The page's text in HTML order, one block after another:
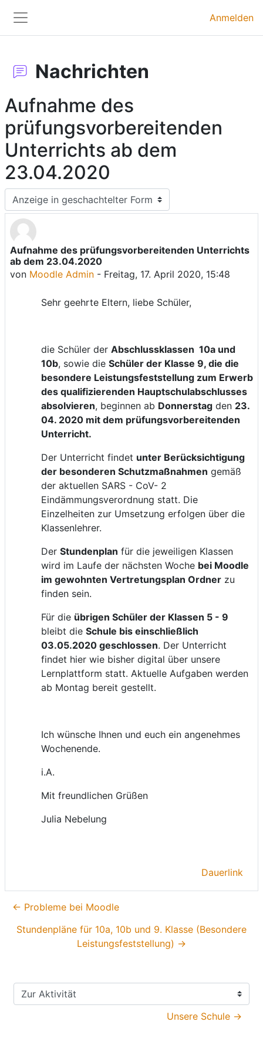
Website-Übersicht
Anmelden
Nachrichten
Aufnahme des
prüfungsvorbereitenden
Unterrichts ab dem
23.04.2020
Anzeigemodus
Aufnahme des prüfungsvorbereitenden Unterrichts
ab dem 23.04.2020
von Moodle Admin - Freitag, 17. April 2020, 15:48
Anzahl Antworten: 0
Sehr geehrte Eltern, liebe Schüler,
die Schüler der Abschlussklassen 10a und
10b, sowie die Schüler der Klasse 9, die die
besondere Leistungsfeststellung zum Erwerb
des qualifizierenden Hauptschulabschlusses
absolvieren, beginnen ab Donnerstag den 23.
04. 2020 mit dem prüfungsvorbereitenden
Unterricht.
Der Unterricht findet unter Berücksichtigung
der besonderen Schutzmaßnahmen gemäß
der aktuellen SARS - CoV- 2
Eindämmungsverordnung statt. Die
Einzelheiten zur Umsetzung erfolgen über die
Klassenlehrer.
Der Stundenplan für die jeweiligen Klassen
wird im Laufe der nächsten Woche bei Moodle
im gewohnten Vertretungsplan Ordner zu
finden sein.
Für die übrigen Schüler der Klassen 5 - 9
bleibt die Schule bis einschließlich
03.05.2020 geschlossen. Der Unterricht
findet hier wie bisher digital über unsere
Lernplattform statt. Aktuelle Aufgaben werden
ab Montag bereit gestellt.
Ich wünsche Ihnen und euch ein angenehmes
Wochenende.
i.A.
Mit freundlichen Grüßen
Julia Nebelung
Dauerlink
← Probleme bei Moodle
Stundenpläne für 10a, 10b und 9. Klasse (Besondere
Leistungsfeststellung) →
Zur Aktivität
Unsere Schule →